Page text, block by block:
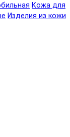
Кожа для
Изделия из кожи